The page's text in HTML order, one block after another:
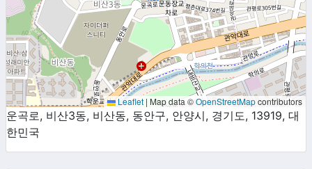
Leaflet | Map data ©OpenStreetMapcontributors
운곡로, 비산3동, 비산동, 동안구, 안양시, 경기도, 13919, 대
한민국